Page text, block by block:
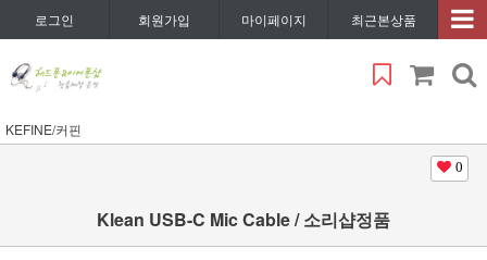
로그인 회원가입 마이페이지 최근본상품
KEFINE/커핀
0
Klean USB-C Mic Cable / 소리샵정품